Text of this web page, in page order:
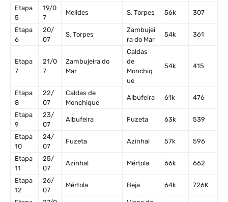
Etapa
5
19/0
7
Melides S. Torpes 56k 307
Etapa
6
20/
07
S. Torpes
Zambujei
ra do Mar
54k 361
Etapa
7
21/0
7
Zambujeira do
Mar
Caldas
de
Monchiq
ue
54k 415
Etapa
8
22/
07
Caldas de
Monchique
Albufeira 61k 476
Etapa
9
23/
07
Albufeira Fuzeta 63k 539
Etapa
10
24/
07
Fuzeta Azinhal 57k 596
Etapa
11
25/
07
Azinhal Mértola 66k 662
Etapa
12
26/
07
Mértola Beja 64k 726K